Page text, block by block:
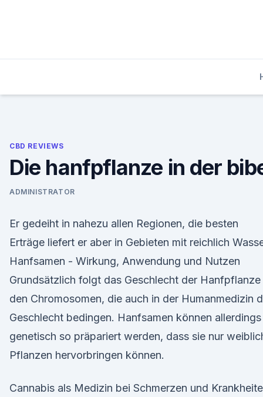
CBD REVIEWS
Die hanfpflanze in der
ADMINISTRATOR
Er gedeiht in nahezu allen Regionen, die besten
Erträge liefert er aber in Gebieten mit reichlich
Hanfsamen - Wirkung, Anwendung und Nutzen
Grundsätzlich folgt das Geschlecht der Hanfpflanze
den Chromosomen, die auch in der Humanmedizin
Geschlecht bedingen. Hanfsamen können allerdings
genetisch so präpariert werden, dass sie nur
Pflanzen hervorbringen können.
Cannabis als Medizin bei Schmerzen und